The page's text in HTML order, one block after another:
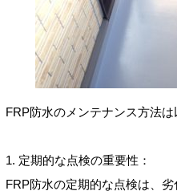
FRP防水のメンテナンス方法は
1. 定期的な点検の重要性：
FRP防水の定期的な点検は、